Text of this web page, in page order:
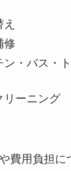
修
ン・バス・
リーニング
費用負担に